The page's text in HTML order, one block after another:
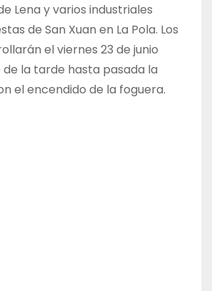
Lena y varios industriales
de San Xuan en La Pola. Los
el viernes 23 de junio
la tarde hasta pasada la
el encendido de la foguera.